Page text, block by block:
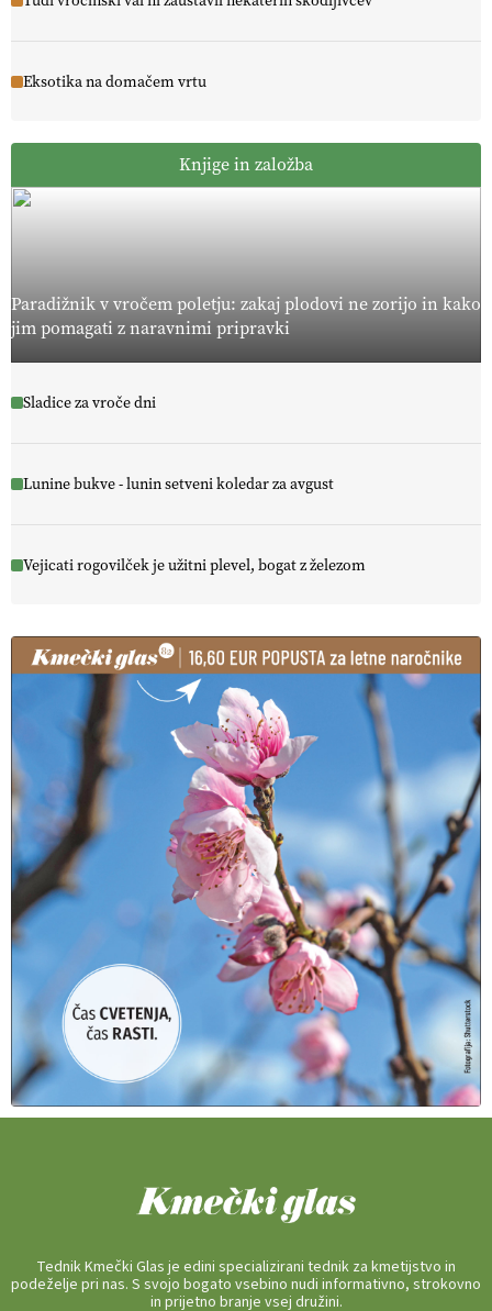
Eksotika na domačem vrtu
Knjige in založba
Paradižnik v vročem poletju: zakaj plodovi ne zorijo in kako
jim pomagati z naravnimi pripravki
Sladice za vroče dni
Lunine bukve - lunin setveni koledar za avgust
Vejicati rogovilček je užitni plevel, bogat z železom
Tednik Kmečki Glas je edini specializirani tednik za kmetijstvo in
podeželje pri nas. S svojo bogato vsebino nudi informativno, strokovno
in prijetno branje vsej družini.